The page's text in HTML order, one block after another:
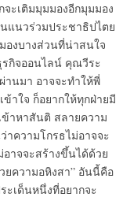
ะเติมมุมมองอีกมุมมอง
แนวร่วมประชาธิปไตย
งบางส่วนที่น่าสนใจ
รกิจออนไลน์ คุณวีระ
านมา อาจจะทำให้พี่
าใจ ก็อยากให้ทุกฝ่ายมี
ข้าหาสันติ สลายความ
ความโกรธไม่อาจจะ
าจจะสร้างขึ้นได้ด้วย
ความอหิงสา” อันนี้คือ
เด็นหนึ่งที่อยากจะ